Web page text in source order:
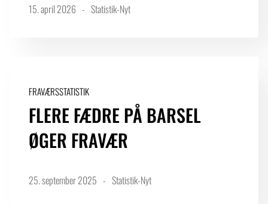
15. april 2026 Statistik-Nyt
FRAVÆRSSTATISTIK
FLERE FÆDRE PÅ BARSEL
ØGER FRAVÆR
25. september 2025 Statistik-Nyt